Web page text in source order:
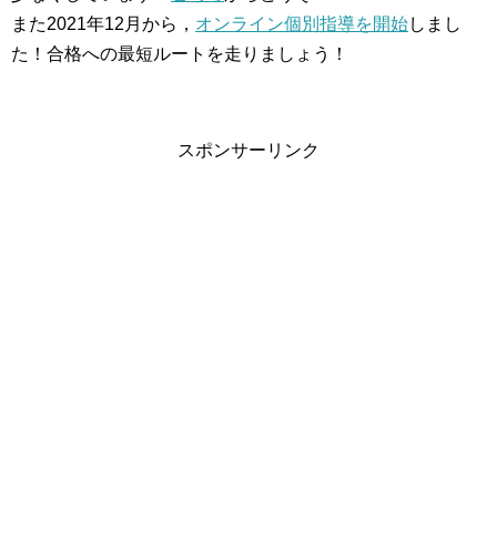
また2021年12月から， オンライン個別指導を開始しまし
た！合格への最短ルートを走りましょう！
スポンサーリンク